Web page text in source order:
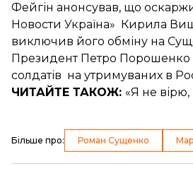
Фейгін анонсував, що
Новости Україна» Кирила
виключив його обміну на
Президент Петро Порошенко
солдатів на утримуваних в
ЧИТАЙТЕ ТАКОЖ: «Я не
Більше про: Роман Сущенко